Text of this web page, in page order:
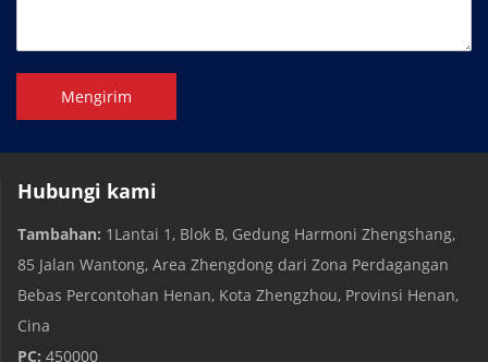
Mengirim
Hubungi kami
Tambahan: 1Lantai 1, Blok B, Gedung Harmoni Zhengshang,
85 Jalan Wantong, Area Zhengdong dari Zona Perdagangan
Bebas Percontohan Henan, Kota Zhengzhou, Provinsi Henan,
Cina
PC: 450000